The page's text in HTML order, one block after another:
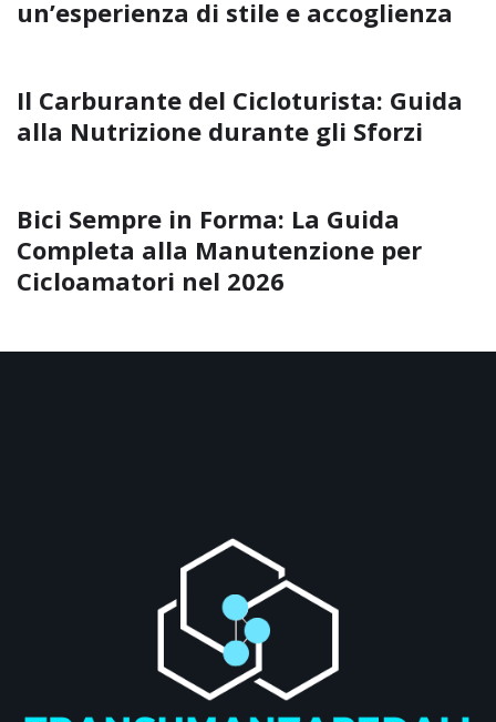
un’esperienza di stile e accoglienza
Il Carburante del Cicloturista: Guida
alla Nutrizione durante gli Sforzi
Bici Sempre in Forma: La Guida
Completa alla Manutenzione per
Cicloamatori nel 2026